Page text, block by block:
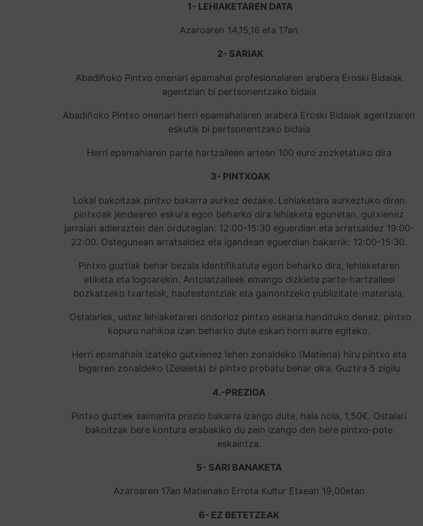
1- LEHIAKETAREN DATA
Azaroaren 14,15,16 eta 17an
2- SARIAK
Abadiñoko Pintxo onenari epamahai profesionalaren arabera Eroski Bidaiak
agentzian bi pertsonentzako bidaia
Abadiñoko Pintxo onenari herri epamahaiaren arabera Eroski Bidaiak agentziaren
eskutik bi pertsonentzako bidaia
Herri epamahiaren parte hartzaileen artean 100 euro zozketatuko dira
3- PINTXOAK
Lokal bakoitzak pintxo bakarra aurkez dezake. Lehiaketara aurkeztuko diren
pintxoak jendearen eskura egon beharko dira lehiaketa egunetan, gutxienez
jarraian adierazten den ordutegian: 12:00-15:30 eguerdian eta arratsaldez 19:00-
22:00. Ostegunean arratsaldez eta igandean eguerdian bakarrik: 12:00-15:30.
Pintxo guztiak behar bezala identifikatuta egon beharko dira, lehiaketaren
etiketa eta logoarekin. Antolatzaileek emango dizkiete parte-hartzaileei
bozkatzeko txartelak, hautestontziak eta gainontzeko publizitate-materiala.
Ostalariek, ustez lehiaketaren ondorioz pintxo eskaria handituko denez, pintxo
kopuru nahikoa izan beharko dute eskari horri aurre egiteko.
Herri epamahaia izateko gutxienez lehen zonaldeko (Matiena) hiru pintxo eta
bigarren zonaldeko (Zelaieta) bi pintxo probatu behar dira. Guztira 5 zigilu
4.-PREZIOA
Pintxo guztiek salmenta prezio bakarra izango dute, hala nola, 1,50€. Ostalari
bakoitzak bere kontura erabakiko du zein izango den bere pintxo-pote
eskaintza.
5- SARI BANAKETA
Azaroaren 17an Matienako Errota Kultur Etxean 19,00etan
6- EZ BETETZEAK